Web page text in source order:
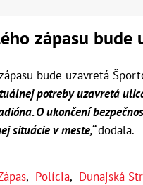
zápasu
bude uzavretá
potreby uzavretá
O ukončení
situácie v meste,“dodala.
, Polícia, Dunajská